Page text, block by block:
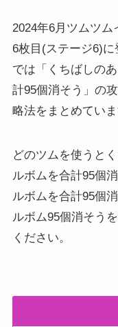
2024年6月ツムツ
6枚目(ステージ6)
では「くちばしの
計95個消そう」の
略法をまとめていま
どのツムを使うと
ルボムを合計95個
ルボムを合計95個
ルボム95個消そう
ください。